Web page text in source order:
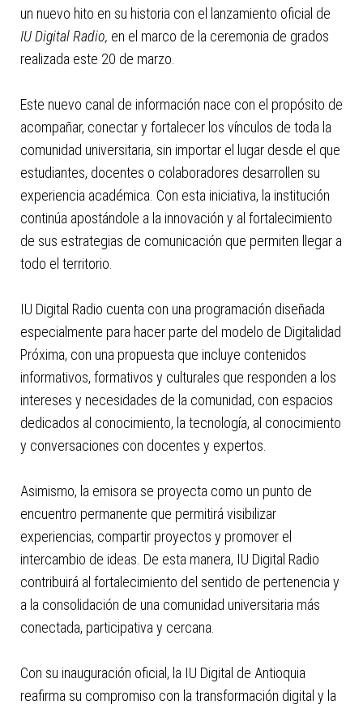
un nuevo hito en su historia con el lanzamiento oficial de
IU Digital Radio, en el marco de la ceremonia de grados
realizada este 20 de marzo.
Este nuevo canal de información nace con el propósito de
acompañar, conectar y fortalecer los vínculos de toda la
comunidad universitaria, sin importar el lugar desde el que
estudiantes, docentes o colaboradores desarrollen su
experiencia académica. Con esta iniciativa, la institución
continúa apostándole a la innovación y al fortalecimiento
de sus estrategias de comunicación que permiten llegar a
todo el territorio.
IU Digital Radio cuenta con una programación diseñada
especialmente para hacer parte del modelo de Digitalidad
Próxima, con una propuesta que incluye contenidos
informativos, formativos y culturales que responden a los
intereses y necesidades de la comunidad, con espacios
dedicados al conocimiento, la tecnología, al conocimiento
y conversaciones con docentes y expertos.
Asimismo, la emisora se proyecta como un punto de
encuentro permanente que permitirá visibilizar
experiencias, compartir proyectos y promover el
intercambio de ideas. De esta manera, IU Digital Radio
contribuirá al fortalecimiento del sentido de pertenencia y
a la consolidación de una comunidad universitaria más
conectada, participativa y cercana.
Con su inauguración oficial, la IU Digital de Antioquia
reafirma su compromiso con la transformación digital y la